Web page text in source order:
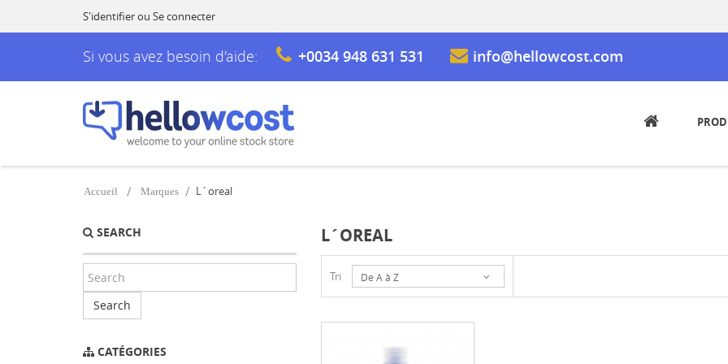
S'identifierou Se connecter
Si vous avez besoin d'aide: +0034 948 631 531 info@hellowcost.com
Accueil Marques L´oreal
SEARCH
Search
CATÉGORIES
L´OREAL
Tri De A à Z